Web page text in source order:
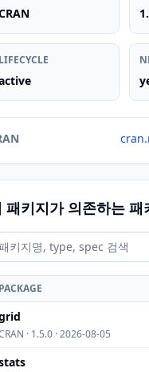
LIFECYCLE
패키지가 의존하는 패
PACKAGE
· 1.5.0 · 2026-08-05